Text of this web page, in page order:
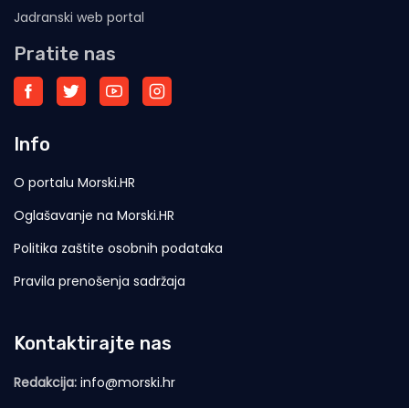
Jadranski web portal
Pratite nas
Info
O portalu Morski.HR
Oglašavanje na Morski.HR
Politika zaštite osobnih podataka
Pravila prenošenja sadržaja
Kontaktirajte nas
Redakcija: info@morski.hr